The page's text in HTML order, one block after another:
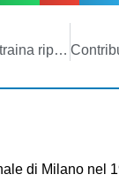
Pubblicità, radio traina ripresa 2015. Nel secondo semestre crescerà anche tv
di Milano nel